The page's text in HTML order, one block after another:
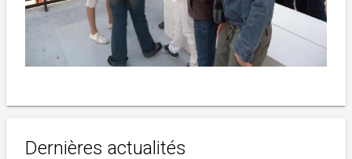
Dernières actualités